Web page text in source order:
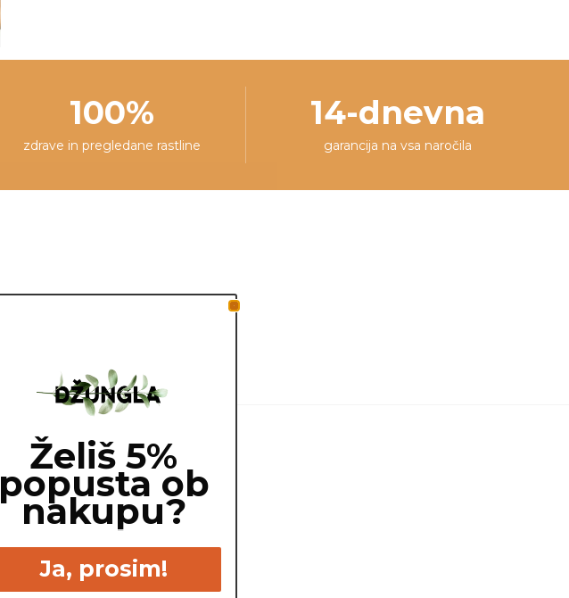
100%
zdrave in pregledane rastline
14-dnevna
garancija na vsa naročila
Želiš 5%
popusta ob
nakupu?
Ja, prosim!